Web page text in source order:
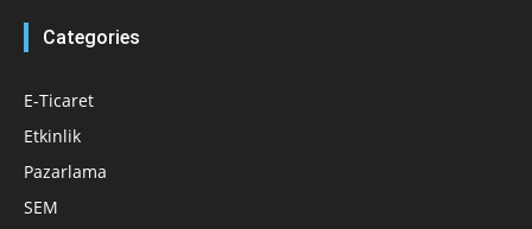
Categories
E-Ticaret
Etkinlik
Pazarlama
SEM